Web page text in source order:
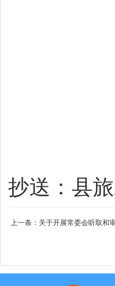
抄送：县旅
上一条： 关于开展常委会听取和